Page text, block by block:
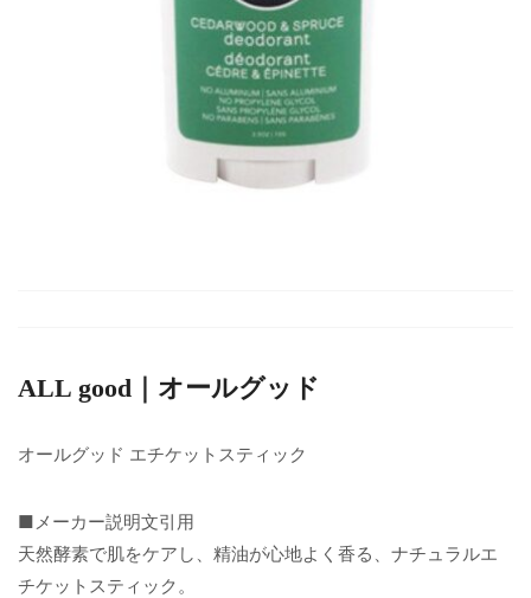
ALL good｜オールグッド
オールグッド エチケットスティック
■メーカー説明文引用
天然酵素で肌をケアし、精油が心地よく香る、ナチュラルエ
チケットスティック。